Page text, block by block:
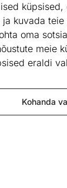
ja kuvada
oma
meie
eraldi
Kohanda